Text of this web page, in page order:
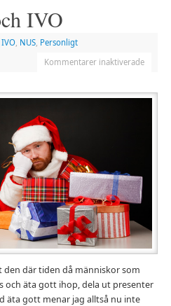
IVO
IVO, NUS, Personligt
Kommentarer inaktiverade
där tiden då människor som
och äta gott ihop, dela ut presenter
äta gott menar jag alltså nu inte